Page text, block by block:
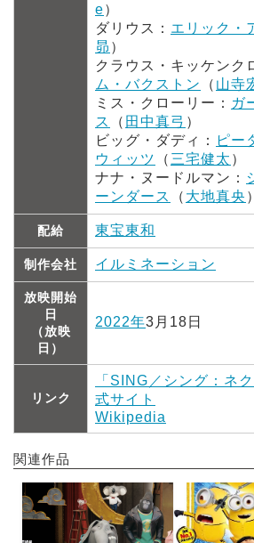
e）
ダリウス： エリック・
昴 ）
クラウス・キッケンク
ム・バクストン
（ 山寺
ミス・クローリー： ガ
ス
（ 田中真弓 ）
ビッグ・ダディ：
ピー
ウィッツ
（ 三宅健太 ）
ナナ・ヌードルマン：
ーンダース
（ 大地真央 ）
配給 東宝東和
制作会社 イルミネーション
放映開始
日
（放映
日）
2022年3月18日
リンク
「SING／シング：ネ
式サイト
Wikipedia
関連作品